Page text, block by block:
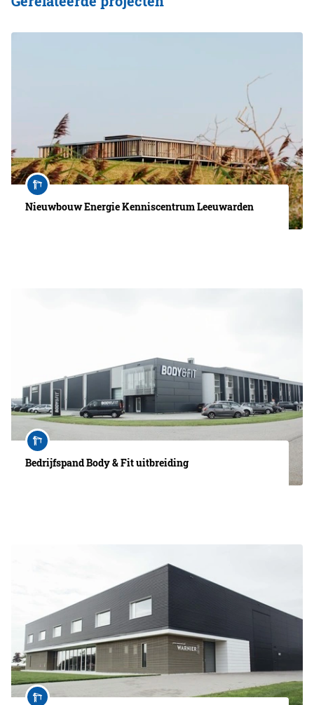
Nieuwbouw Energie Kenniscentrum Leeuwarden
Bedrijfspand Body & Fit uitbreiding